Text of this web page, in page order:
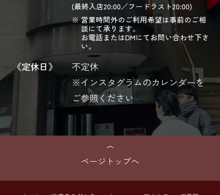
(最終入店20:00／フードラスト20:00)
営業時間外のご利用希望は事前のご相
談にて承ります。
お電話またはDMにてお問い合わせ下さ
い。
《定休日》
不定休
※インスタグラムのカレンダーを
ご参照ください
ページトップへ